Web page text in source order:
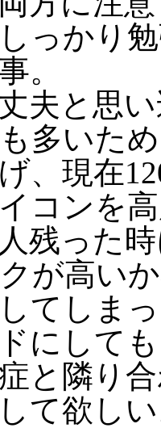
っかり
。
夫と思
多いた
、現在
コンを
残った
が高い
てしま
にして
と隣り
て欲し